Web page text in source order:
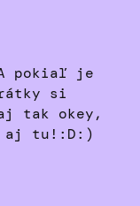
pokiaľ je
si
tak okey,
aj tu!:D:)